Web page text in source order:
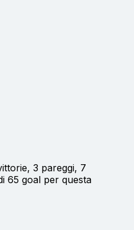
3 pareggi, 7
65 goal per questa